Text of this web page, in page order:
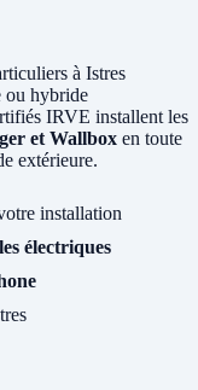
à Istres
ou hybride
IRVE installent les
et Wallbox en toute
extérieure.
installation
électriques